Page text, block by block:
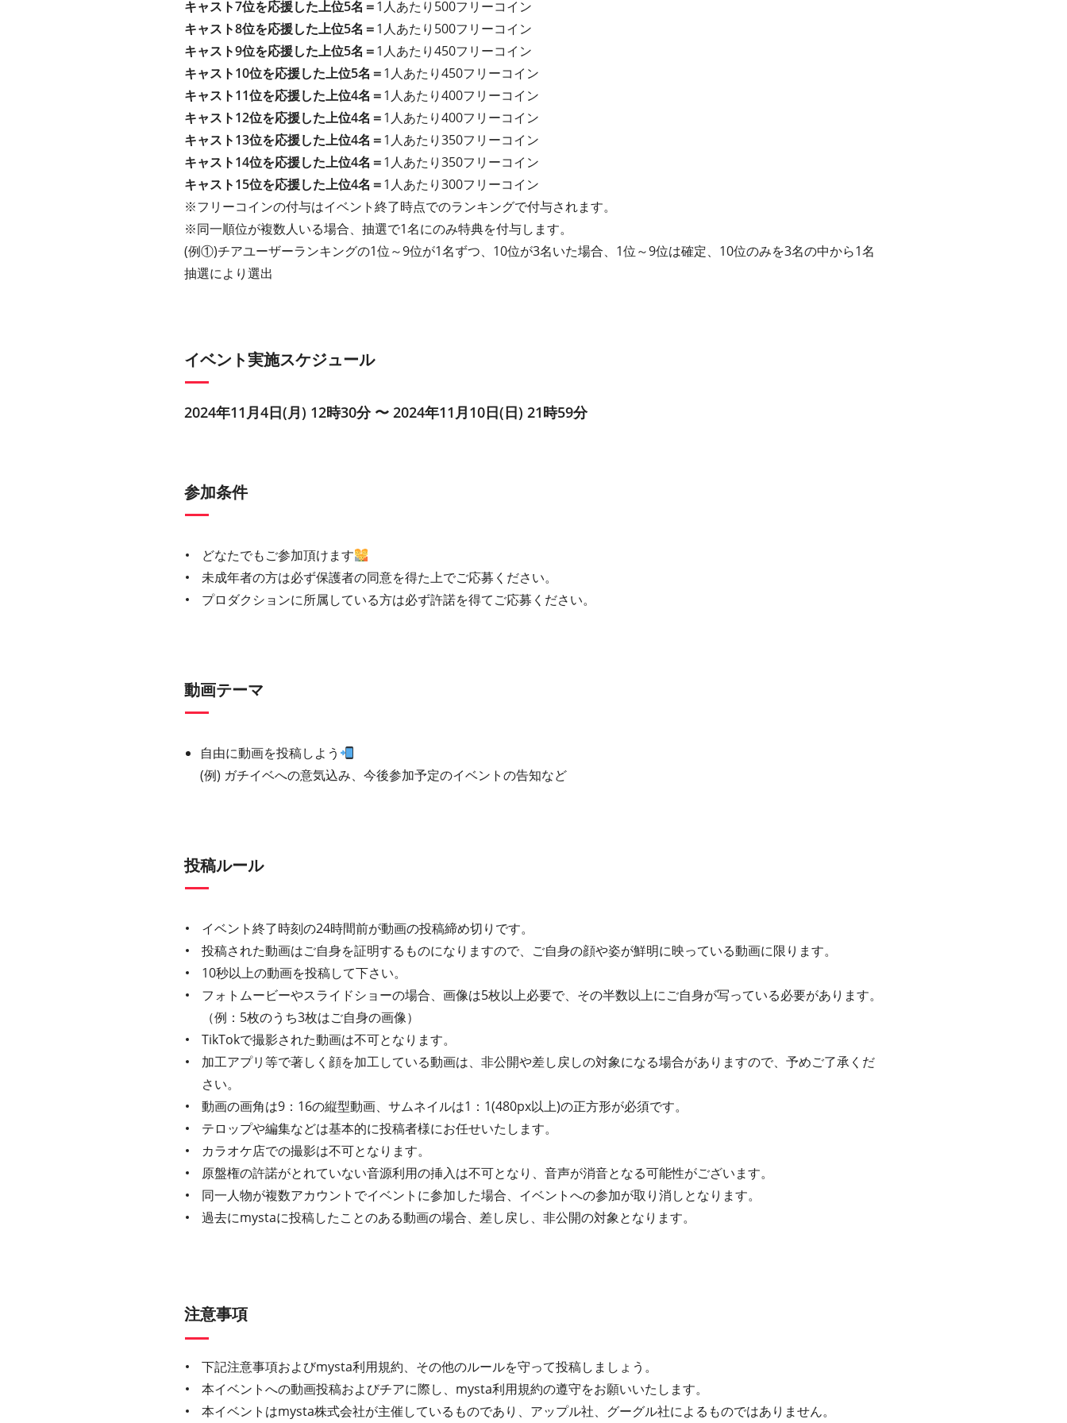
キャスト7位を応援した上位5名＝1人あたり500フリーコイン
キャスト8位を応援した上位5名＝1人あたり500フリーコイン
キャスト9位を応援した上位5名＝1人あたり450フリーコイン
キャスト10位を応援した上位5名＝1人あたり450フリーコイン
キャスト11位を応援した上位4名＝1人あたり400フリーコイン
キャスト12位を応援した上位4名＝1人あたり400フリーコイン
キャスト13位を応援した上位4名＝1人あたり350フリーコイン
キャスト14位を応援した上位4名＝1人あたり350フリーコイン
キャスト15位を応援した上位4名＝1人あたり300フリーコイン
※フリーコインの付与はイベント終了時点でのランキングで付与されます。
※同一順位が複数人いる場合、抽選で1名にのみ特典を付与します。
(例①)チアユーザーランキングの1位～9位が1名ずつ、10位が3名いた場合、1位～9位は確定、10位のみを3名の中から1名
抽選により選出
イベント実施スケジュール
2024年11月4日(月) 12時30分 〜 2024年11月10日(日) 21時59分
参加条件
どなたでもご参加頂けます
未成年者の方は必ず保護者の同意を得た上でご応募ください。
プロダクションに所属している方は必ず許諾を得てご応募ください。
動画テーマ
自由に動画を投稿しよう
(例) ガチイベへの意気込み、今後参加予定のイベントの告知など
投稿ルール
イベント終了時刻の24時間前が動画の投稿締め切りです。
投稿された動画はご自身を証明するものになりますので、ご自身の顔や姿が鮮明に映っている動画に限ります。
10秒以上の動画を投稿して下さい。
フォトムービーやスライドショーの場合、画像は5枚以上必要で、その半数以上にご自身が写っている必要があります。
（例：5枚のうち3枚はご自身の画像）
TikTokで撮影された動画は不可となります。
加工アプリ等で著しく顔を加工している動画は、非公開や差し戻しの対象になる場合がありますので、予めご了承くだ
さい。
動画の画角は9：16の縦型動画、サムネイルは1：1(480px以上)の正方形が必須です。
テロップや編集などは基本的に投稿者様にお任せいたします。
カラオケ店での撮影は不可となります。
原盤権の許諾がとれていない音源利用の挿入は不可となり、音声が消音となる可能性がございます。
同一人物が複数アカウントでイベントに参加した場合、イベントへの参加が取り消しとなります。
過去にmystaに投稿したことのある動画の場合、差し戻し、非公開の対象となります。
注意事項
下記注意事項およびmysta利用規約、その他のルールを守って投稿しましょう。
本イベントへの動画投稿およびチアに際し、mysta利用規約の遵守をお願いいたします。
本イベントはmysta株式会社が主催しているものであり、アップル社、グーグル社によるものではありません。